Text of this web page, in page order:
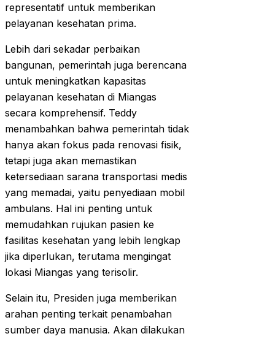
representatif untuk memberikan
pelayanan kesehatan prima.
Lebih dari sekadar perbaikan
bangunan, pemerintah juga berencana
untuk meningkatkan kapasitas
pelayanan kesehatan di Miangas
secara komprehensif. Teddy
menambahkan bahwa pemerintah tidak
hanya akan fokus pada renovasi fisik,
tetapi juga akan memastikan
ketersediaan sarana transportasi medis
yang memadai, yaitu penyediaan mobil
ambulans. Hal ini penting untuk
memudahkan rujukan pasien ke
fasilitas kesehatan yang lebih lengkap
jika diperlukan, terutama mengingat
lokasi Miangas yang terisolir.
Selain itu, Presiden juga memberikan
arahan penting terkait penambahan
sumber daya manusia. Akan dilakukan